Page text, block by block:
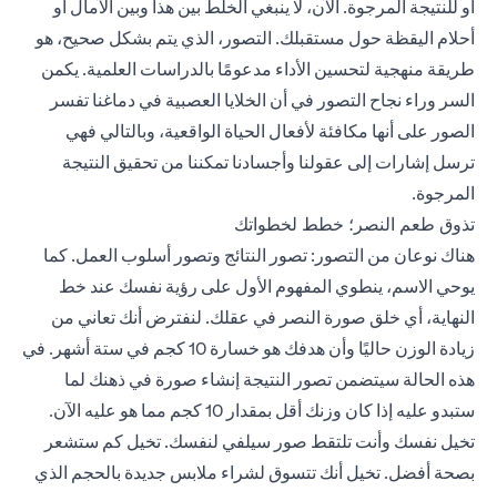
أو للنتيجة المرجوة. الآن، لا ينبغي الخلط بين هذا وبين الآمال أو
أحلام اليقظة حول مستقبلك. التصور، الذي يتم بشكل صحيح، هو
طريقة منهجية لتحسين الأداء مدعومًا بالدراسات العلمية. يكمن
السر وراء نجاح التصور في أن الخلايا العصبية في دماغنا تفسر
الصور على أنها مكافئة لأفعال الحياة الواقعية، وبالتالي فهي
ترسل إشارات إلى عقولنا وأجسادنا تمكننا من تحقيق النتيجة
المرجوة.
تذوق طعم النصر؛ خطط لخطواتك
هناك نوعان من التصور: تصور النتائج وتصور أسلوب العمل. كما
يوحي الاسم، ينطوي المفهوم الأول على رؤية نفسك عند خط
النهاية، أي خلق صورة النصر في عقلك. لنفترض أنك تعاني من
زيادة الوزن حاليًا وأن هدفك هو خسارة 10 كجم في ستة أشهر. في
هذه الحالة سيتضمن تصور النتيجة إنشاء صورة في ذهنك لما
ستبدو عليه إذا كان وزنك أقل بمقدار 10 كجم مما هو عليه الآن.
تخيل نفسك وأنت تلتقط صور سيلفي لنفسك. تخيل كم ستشعر
بصحة أفضل. تخيل أنك تتسوق لشراء ملابس جديدة بالحجم الذي